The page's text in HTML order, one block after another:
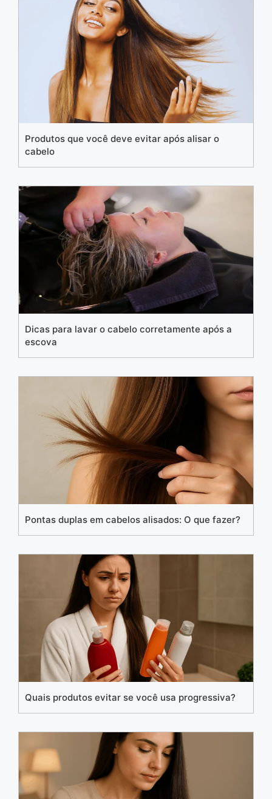
Produtos que você deve evitar após alisar o
cabelo
Dicas para lavar o cabelo corretamente após a
escova
Pontas duplas em cabelos alisados: O que fazer?
Quais produtos evitar se você usa progressiva?